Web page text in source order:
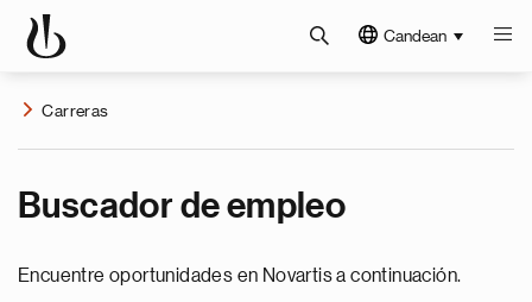
Candean
Carreras
Buscador de empleo
Encuentre oportunidades en Novartis a continuación.